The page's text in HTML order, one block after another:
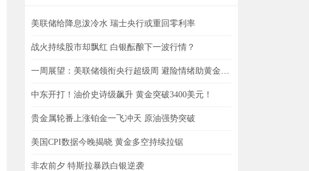
美联储给降息泼冷水 瑞士央行或重回零利率
战火持续股市却飘红 白银酝酿下一波行情？
中东开打！油价史诗级飙升 黄金突破3400美元！
贵金属轮番上涨铂金一飞冲天 原油强势突破
美国CPI数据今晚揭晓 黄金多空持续拉锯
非农前夕 特斯拉暴跌白银逆袭